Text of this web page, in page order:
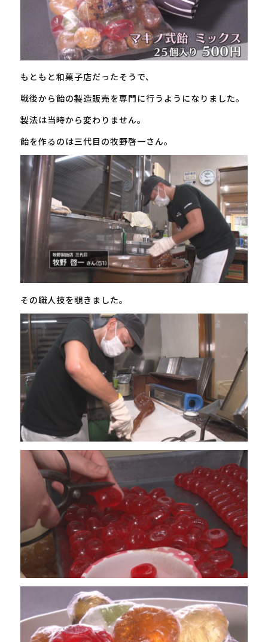
もともと和菓子店だったそうで、
戦後から飴の製造販売を専門に行うようになりました。
製法は当時から変わりません。
飴を作るのは三代目の牧野啓一さん。
その職人技を覗きました。